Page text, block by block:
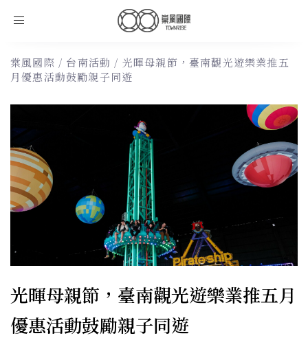
Toggle
棠風國際 / 台南活動 / 光暉母親節，臺南觀光遊樂業推五
月優惠活動鼓勵親子同遊
光暉母親節，臺南觀光遊樂業推五月
優惠活動鼓勵親子同遊